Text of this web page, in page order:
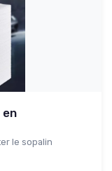
en
le sopalin